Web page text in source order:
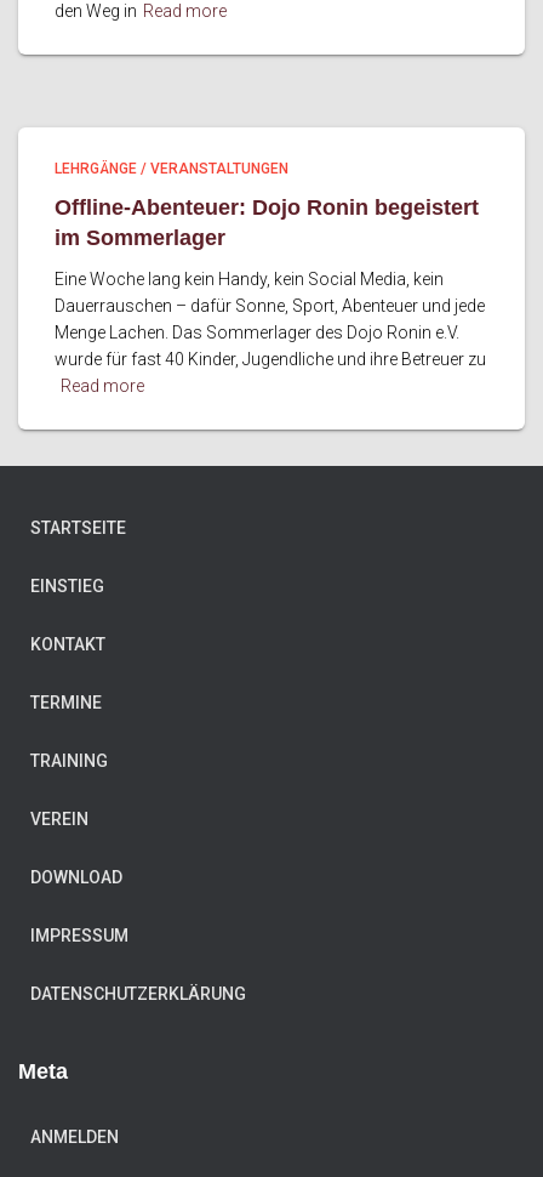
den Weg in Read more
LEHRGÄNGE / VERANSTALTUNGEN
Offline-Abenteuer: Dojo Ronin begeistert
im Sommerlager
Eine Woche lang kein Handy, kein Social Media, kein
Dauerrauschen – dafür Sonne, Sport, Abenteuer und jede
Menge Lachen. Das Sommerlager des Dojo Ronin e.V.
wurde für fast 40 Kinder, Jugendliche und ihre Betreuer zu
Read more
STARTSEITE
EINSTIEG
KONTAKT
TERMINE
TRAINING
VEREIN
DOWNLOAD
IMPRESSUM
DATENSCHUTZERKLÄRUNG
Meta
ANMELDEN